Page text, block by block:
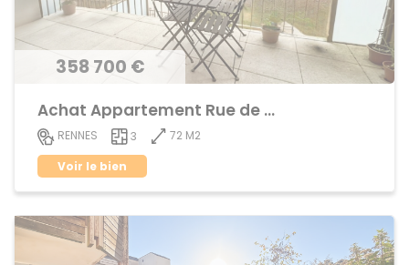
358 700 €
Achat Appartement Rue de Nantes
RENNES 3
72 M2
Voir le bien